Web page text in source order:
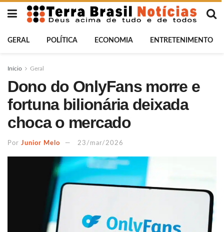
GERAL POLÍTICA ECONOMIA ENTRETENIMENTO
Início Geral
Dono do OnlyFans morre e
fortuna bilionária deixada
choca o mercado
Por Junior Melo 23/mar/2026